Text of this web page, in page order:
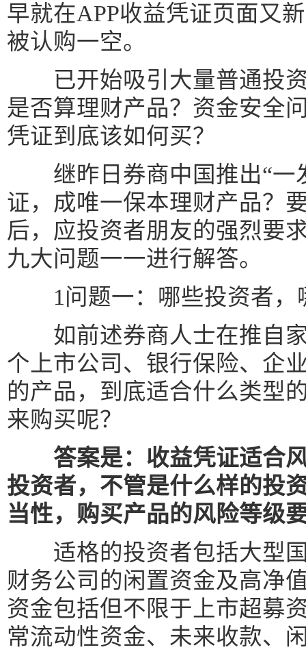
早就在APP收益凭证页面又
被认购一空。
已开始吸引大量普通投资
是否算理财产品？资金安全
凭证到底该如何买？
继昨日券商中国推出“一
证，成唯一保本理财产品？
后，应投资者朋友的强烈要
九大问题一一进行解答。
1问题一：哪些投资者，
如前述券商人士在推自家
个上市公司、银行保险、企
的产品，到底适合什么类型
来购买呢？
答案是：收益凭证适合
投资者，不管是什么样的投
当性，购买产品的风险等级
适格的投资者包括大型国
财务公司的闲置资金及高净
资金包括但不限于上市超募
常流动性资金、未来收款、